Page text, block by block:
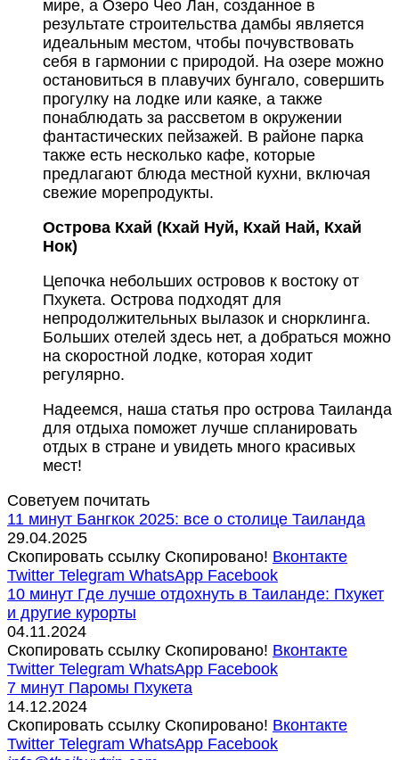
мире, а Озеро Чео Лан, созданное в
результате строительства дамбы является
идеальным местом, чтобы почувствовать
себя в гармонии с природой. На озере можно
остановиться в плавучих бунгало, совершить
прогулку на лодке или каяке, а также
понаблюдать за рассветом в окружении
фантастических пейзажей. В районе парка
также есть несколько кафе, которые
предлагают блюда местной кухни, включая
свежие морепродукты.
Острова Кхай (Кхай Нуй, Кхай Най, Кхай
Нок)
Цепочка небольших островов к востоку от
Пхукета. Острова подходят для
непродолжительных вылазок и снорклинга.
Больших отелей здесь нет, а добраться можно
на скоростной лодке, которая ходит
регулярно.
Надеемся, наша статья про острова Таиланда
для отдыха поможет лучше спланировать
отдых в стране и увидеть много красивых
мест!
Советуем почитать
11 минут Бангкок 2025: все о столице Таиланда
29.04.2025
Скопировать ссылку Скопировано! Вконтакте
Twitter Telegram WhatsApp Facebook
10 минут Где лучше отдохнуть в Таиланде: Пхукет
и другие курорты
04.11.2024
Скопировать ссылку Скопировано! Вконтакте
Twitter Telegram WhatsApp Facebook
7 минут Паромы Пхукета
14.12.2024
Скопировать ссылку Скопировано! Вконтакте
Twitter Telegram WhatsApp Facebook